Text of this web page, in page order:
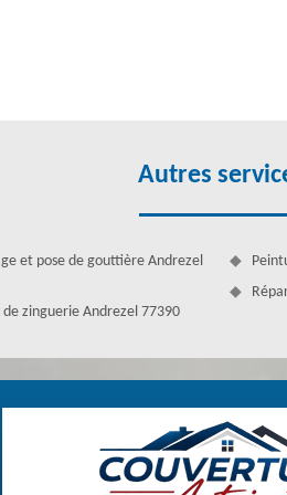
couvreur Couverture Antoine est
qui assure l’étanchéité du toit. Pour
de réaliser des travaux de toit, il faut faire
Autres
et pose de gouttière Andrezel
de zinguerie Andrezel 77390